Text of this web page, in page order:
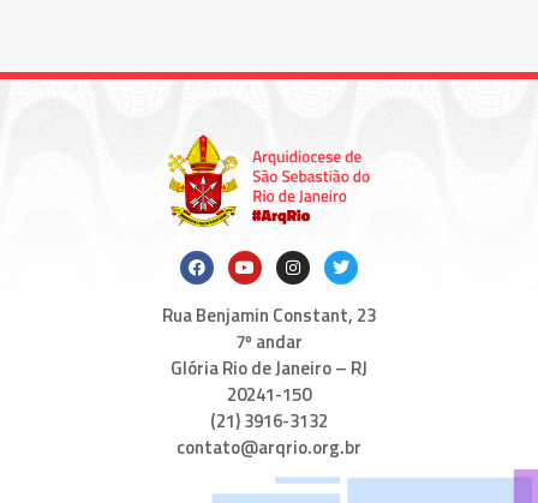
Rua Benjamin Constant, 23
7º andar
Glória Rio de Janeiro – RJ
20241-150
(21) 3916-3132
contato@arqrio.org.br